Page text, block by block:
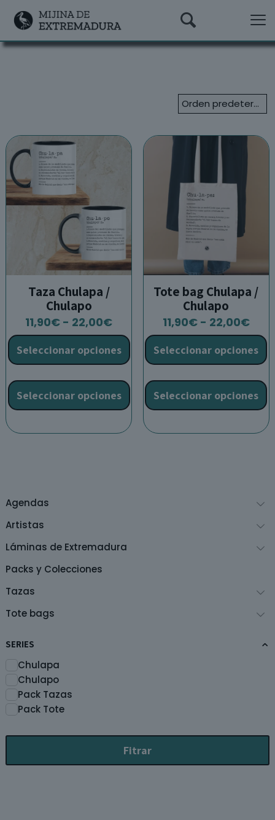
Agendas
Artistas
Láminas de Extremadura
Packs y Colecciones
Tazas
Tote bags
SERIES
Chulapa
Chulapo
Pack Tazas
Pack Tote
Fitrar
Taza Chulapa /
Chulapo
11,90€ - 22,00€Rango
de
precios:
desde
11,90€
hasta
22,00€
Seleccionar opciones
Seleccionar opciones
producto
tiene
múltiples
variantes.
Tote bag Chulapa /
Chulapo
11,90€ - 22,00€
de
Seleccionar opciones
Seleccionar opciones